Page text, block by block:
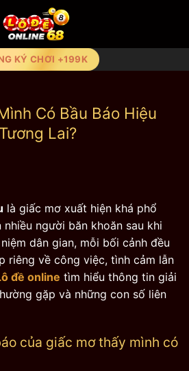
KÝ CHƠI +199K
Có Bầu Báo Hiệu
Lai?
là giấc mơ xuất hiện khá phổ
người băn khoăn sau khi
dân gian, mỗi bối cảnh đều
riêng về công việc, tình cảm lẫn
đề online tìm hiểu thông tin giải
gặp và những con số liên
của giấc mơ thấy mình có